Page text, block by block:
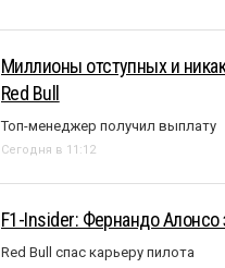
Миллионы отступных и
Red Bull
Топ-менеджер получил выплату
Сегодня в 11:12
F1-Insider: Фернандо Алонсо
Red Bull спас карьеру пилота